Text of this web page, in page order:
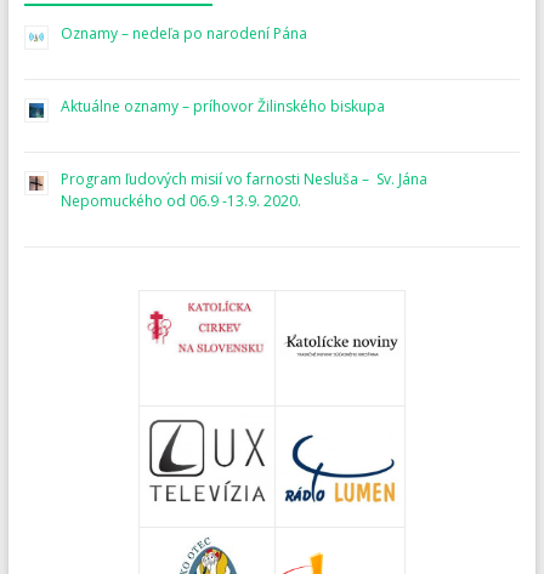
Oznamy – nedeľa po narodení Pána
Aktuálne oznamy – príhovor Žilinského biskupa
Program ľudových misií vo farnosti Nesluša – Sv. Jána
Nepomuckého od 06.9 -13.9. 2020.